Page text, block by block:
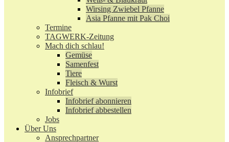
Wirsing Zwiebel Pfanne
Asia Pfanne mit Pak Choi
Termine
TAGWERK-Zeitung
Mach dich schlau!
Gemüse
Samenfest
Tiere
Fleisch & Wurst
Infobrief
Infobrief abonnieren
Infobrief abbestellen
Jobs
Über Uns
Ansprechpartner